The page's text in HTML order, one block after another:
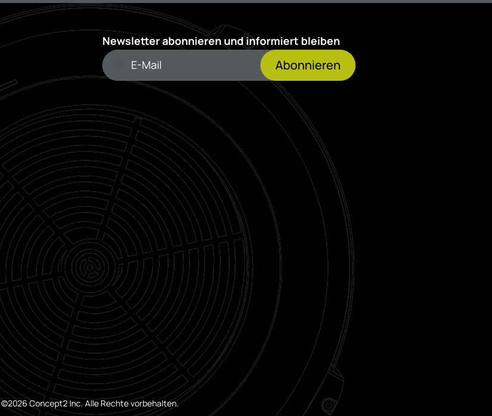
Newsletter abonnieren und informiert bleiben
Abonnieren
©2026 Concept2 Inc. Alle Rechte vorbehalten.